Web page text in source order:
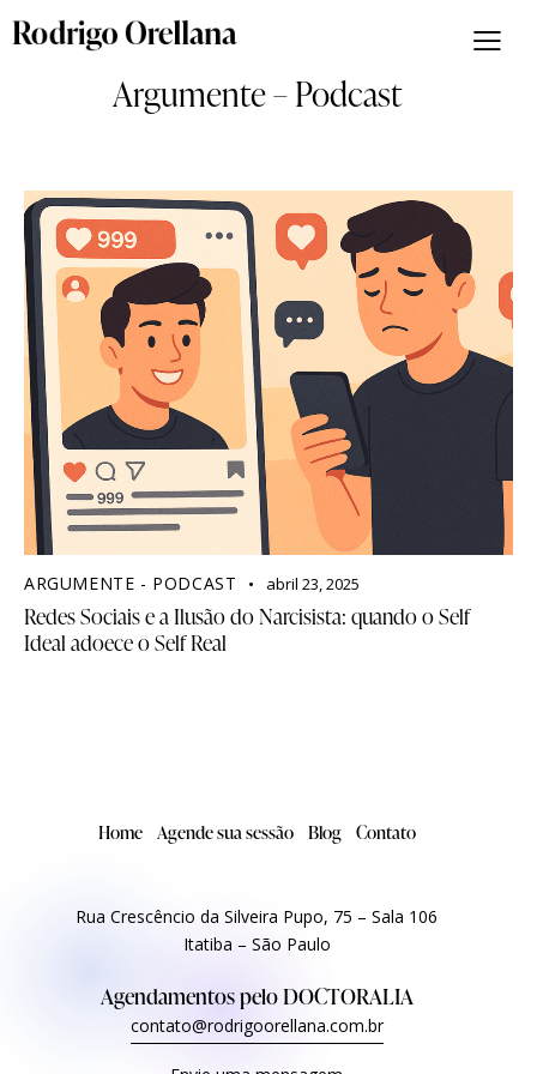
Argumente – Podcast
ARGUMENTE - PODCAST abril 23, 2025
Redes Sociais e a Ilusão do Narcisista: quando o Self
Ideal adoece o Self Real
Home Agende sua sessão Blog Contato
Rua Crescêncio da Silveira Pupo, 75 – Sala 106
Itatiba – São Paulo
Agendamentos peloDOCTORALIA
contato@rodrigoorellana.com.br